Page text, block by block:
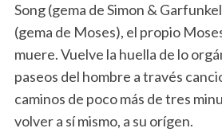
Song (gema de Simon &
(gema de Moses), el propio
muere. Vuelve la huella de lo
paseos del hombre a través
caminos de poco más de tres
volver a sí mismo, a su orígen.